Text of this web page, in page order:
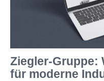
Ziegler-Gruppe:
für moderne